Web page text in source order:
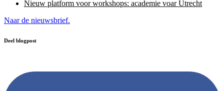
Nieuw platform voor workshops: academie voar Utrecht
Naar de nieuwsbrief.
Deel blogpost